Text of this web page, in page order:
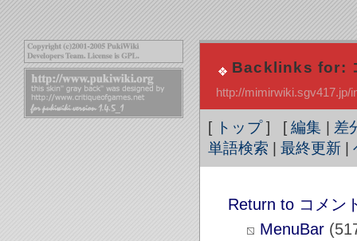
Backlinks for:
http://mimirwiki.sgv417.jp/
[ トップ] [編集
差
単語検索
最終更新
Return to コメン
MenuBar